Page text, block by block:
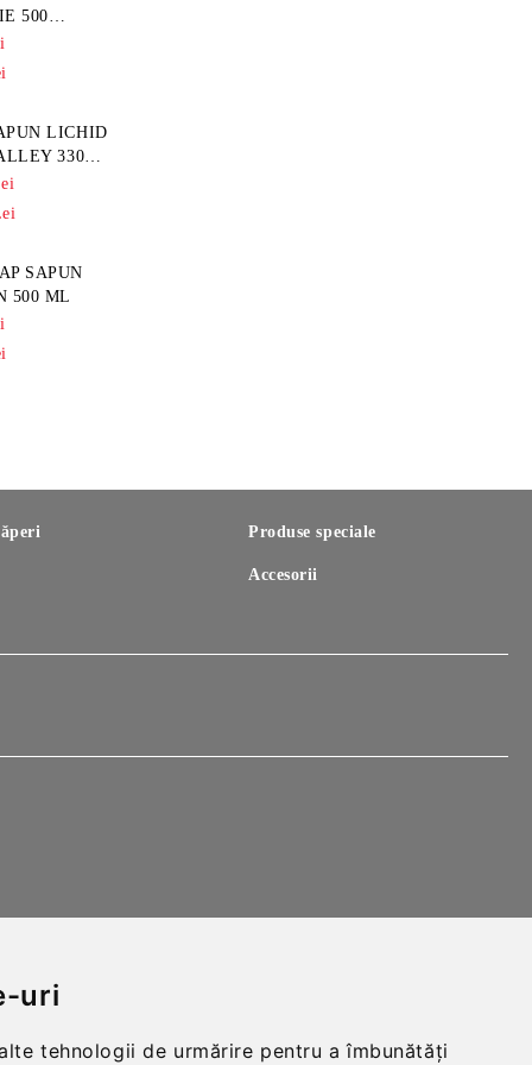
uri
tehnologii de urmărire pentru a îmbunătăți
500
LICHID
330
SAPUN
500 ML
Produse speciale
Accesorii